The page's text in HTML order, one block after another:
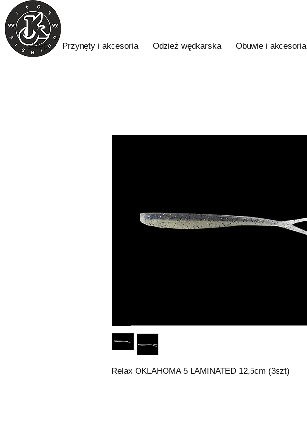
Sklep Przynęty i akcesoria Odzież wędkarska Obuwie i akcesoria
Relax OKLAHOMA 5 LAMINATED 12,5cm (3szt)